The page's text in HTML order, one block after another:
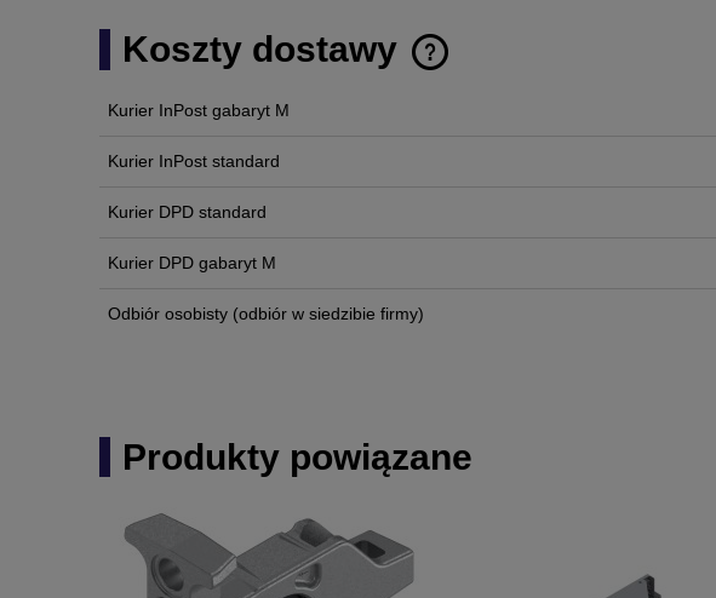
Koszty dostawy
Kurier InPost gabaryt M
Kurier InPost standard
Kurier DPD standard
Kurier DPD gabaryt M
Odbiór osobisty (odbiór w siedzibie firmy)
Produkty powiązane